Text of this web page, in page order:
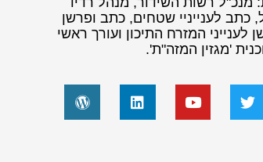
כתב לענייניי שטחים, כתב ופרשן
לענייני המזרח התיכון ועורך ראשי
'מגזין המזה"ת'.